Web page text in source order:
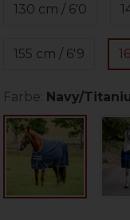
130 cm / 6'0
155 cm / 6'9
Farbe: Navy/